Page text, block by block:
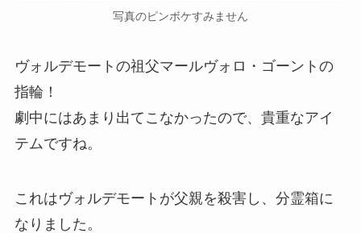
写真のピンボケすみません
ヴォルデモートの祖父マールヴォロ・ゴーントの
指輪！
劇中にはあまり出てこなかったので、貴重なアイ
テムですね。
これはヴォルデモートが父親を殺害し、分霊箱に
なりました。